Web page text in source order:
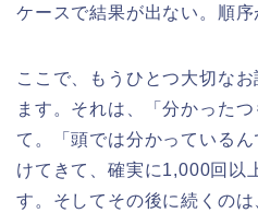
ケースで結果が出ない。順序
ここで、もうひとつ大切な
ます。それは、「分かった
て。「頭では分かっている
けてきて、確実に1,000回以
す。そしてその後に続くの